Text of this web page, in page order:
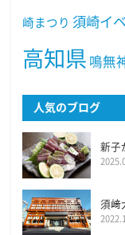
崎まつり 須崎イ
高知県 鳴無
人気のブログ
新子
須﨑